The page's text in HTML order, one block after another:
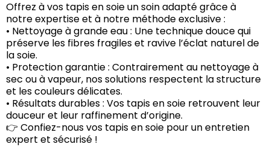
Offrez à vos tapis en soie un soin adapté grâce à
notre expertise et à notre méthode exclusive :
• Nettoyage à grande eau : Une technique douce qui
préserve les fibres fragiles et ravive l’éclat naturel de
la soie.
• Protection garantie : Contrairement au nettoyage à
sec ou à vapeur, nos solutions respectent la structure
et les couleurs délicates.
• Résultats durables : Vos tapis en soie retrouvent leur
douceur et leur raffinement d’origine.
👉 Confiez-nous vos tapis en soie pour un entretien
expert et sécurisé !